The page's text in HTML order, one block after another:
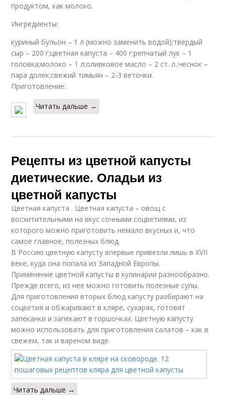
продуктом, как молоко.
Ингредиенты:
куриный бульон – 1 л (можно заменить водой);твердый
сыр – 200 г;цветная капуста – 400 г;репчатый лук – 1
головка;молоко – 1 л;оливковое масло – 2 ст. л.;чеснок –
пара долек;свежий тимьян – 2-3 веточки.
Приготовление:
Читать дальше →
Рецепты из цветной капусты
диетические. Оладьи из
цветной капусты
Цветная капуста . Цветная капуста – овощ с
восхитительными на вкус сочными соцветиями, из
которого можно приготовить немало вкусных и, что
самое главное, полезных блюд.
В Россию цветную капусту впервые привезли лишь в XVII
веке, куда она попала из Западной Европы.
Применение цветной капусты в кулинарии разнообразно.
Прежде всего, из нее можно готовить полезные супы.
Для приготовления вторых блюд капусту разбирают на
соцветия и обжаривают в кляре, сухарях, готовят
запеканки и запекают в горшочках. Цветную капусту
можно использовать для приготовления салатов – как в
свежем, так и вареном виде.
Читать дальше →